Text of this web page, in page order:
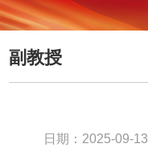
副教授
日期：2025-09-13